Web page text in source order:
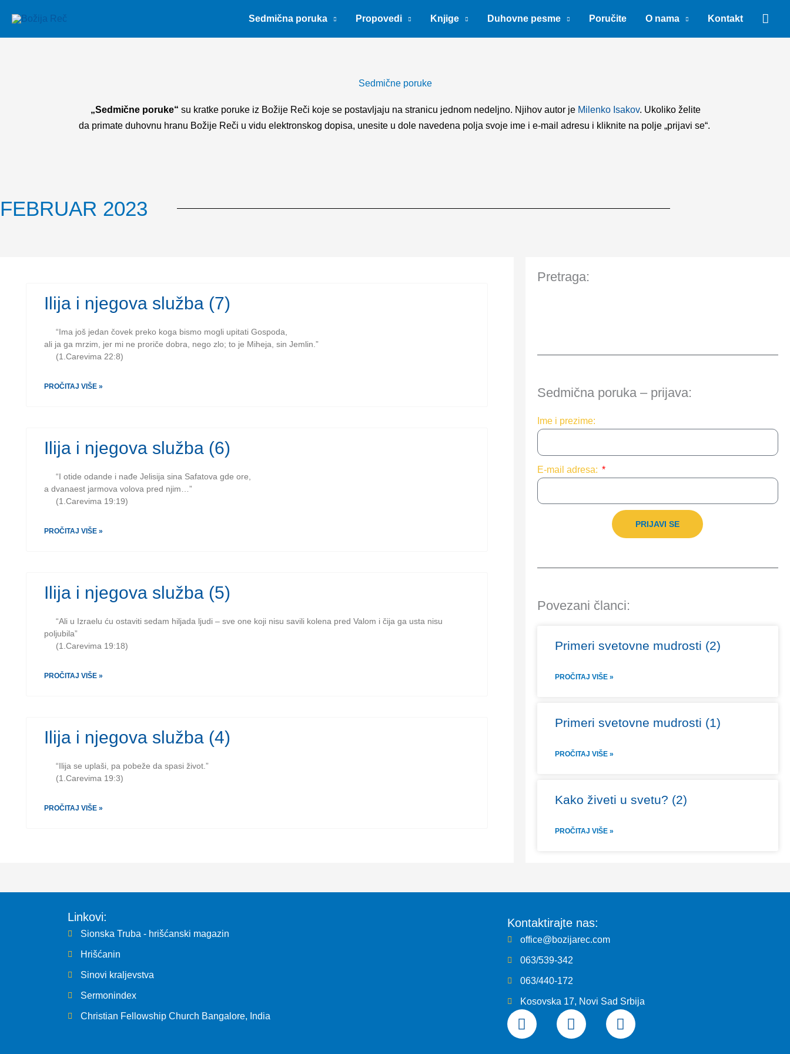
content
Sedmična poruka Propovedi Knjige Duhovne pesme Poručite O nama Kontakt
Sedmične poruke
„Sedmične poruke“ su kratke poruke iz Božije Reči koje se postavljaju na stranicu jednom nedeljno. Njihov autor je Milenko Isakov. Ukoliko želite
da primate duhovnu hranu Božije Reči u vidu elektronskog dopisa, unesite u dole navedena polja svoje ime i e-mail adresu i kliknite na polje „prijavi se“.
FEBRUAR 2023
Ilija i njegova služba (7)
“Ima još jedan čovek preko koga bismo mogli upitati Gospoda,
ali ja ga mrzim, jer mi ne proriče dobra, nego zlo; to je Miheja, sin Jemlin.”
(1.Carevima 22:8)
PROČITAJ VIŠE »
Ilija i njegova služba (6)
“I otide odande i nađe Jelisija sina Safatova gde ore,
a dvanaest jarmova volova pred njim…”
(1.Carevima 19:19)
PROČITAJ VIŠE »
Ilija i njegova služba (5)
“Ali u Izraelu ću ostaviti sedam hiljada ljudi – sve one koji nisu savili kolena pred Valom i čija ga usta nisu
poljubila”
(1.Carevima 19:18)
PROČITAJ VIŠE »
Ilija i njegova služba (4)
“Ilija se uplaši, pa pobeže da spasi život.”
(1.Carevima 19:3)
PROČITAJ VIŠE »
Pretraga:
Sedmična poruka – prijava:
Ime i prezime:
E-mail adresa:
PRIJAVI SE
Povezani članci:
Primeri svetovne mudrosti (2)
PROČITAJ VIŠE »
Primeri svetovne mudrosti (1)
PROČITAJ VIŠE »
Kako živeti u svetu? (2)
PROČITAJ VIŠE »
Linkovi:
Sionska Truba - hrišćanski magazin
Hrišćanin
Sinovi kraljevstva
Sermonindex
Christian Fellowship Church Bangalore, India
Kontaktirajte nas:
office@bozijarec.com
063/539-342
063/440-172
Kosovska 17, Novi Sad Srbija
F
a
I
n
Y
o